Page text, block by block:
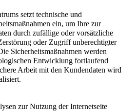
setzt technische und
ein, um Ihre zur
durch zufällige oder vorsätzliche
oder Zugriff unberechtigter
Sicherheitsmaßnahmen werden
Entwicklung fortlaufend
Arbeit mit den Kundendaten wird
zur Nutzung der Internetseite